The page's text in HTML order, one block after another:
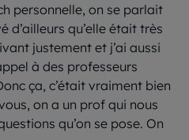
personnelle, on se parlait
d’ailleurs qu’elle était très
justement et j’ai aussi
à des professeurs
ça, c’était vraiment bien
on a un prof qui nous
qu’on se pose. On